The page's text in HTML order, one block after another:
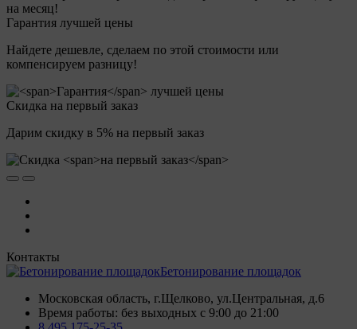
Гарантия лучшей цены
Найдете дешевле, cделаем по этой стоимости или
компенсируем разницу!
Скидка на первый заказ
Дарим скидку в 5% на первый заказ
Контакты
Бетонирование площадок
Московская область, г.Щелково, ул.Центральная, д.6
Время работы: без выходных с 9:00 до 21:00